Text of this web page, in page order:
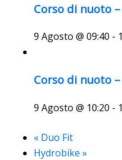
Corso di nuoto
9 Agosto @ 09:40 -
Corso di nuoto
9 Agosto @ 10:20 -
«Duo Fit
Hydrobike »